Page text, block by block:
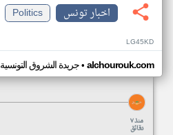
اخبار تونس
Politics
LG45KD
جريدة الشروق التونسية• alchourouk.com
منذ ٧
دقائق